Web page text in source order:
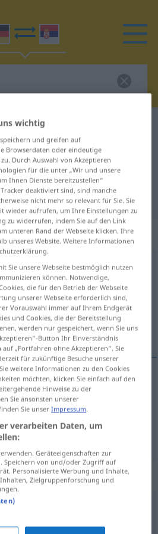
Übersetzung für
Übersetzung
anklicken/antippen)
у LOK)
für "einarbeiten"
wichtig
und greifen auf
Browserdaten oder eindeutige
Durch Auswahl von Akzeptieren
für die unter „Wir und unsere
Ihnen Dienste bereitzustellen“
deaktiviert sind, sind manche
nicht mehr so relevant für Sie. Sie
wieder aufrufen, um Ihre Einstellungen zu
zu widerrufen, indem Sie auf den Link
unteren Rand der Webseite klicken. Ihre
unseres Website. Weitere Informationen
Sie unsere Webseite bestmöglich nutzen
können. Notwendige,
die für den Betrieb der Webseite
unserer Webseite erforderlich sind,
Vorauswahl immer auf Ihrem Endgerät
und Cookies, die der Bereitstellung
werden nur gespeichert, wenn Sie uns
Button Ihr Einverständnis
auf „Fortfahren ohne Akzeptieren“. Sie
für zukünftige Besuche unserer
weitere Informationen zu den Cookies
möchten, klicken Sie einfach auf den
Hinweise zu der
Sie ansonsten unserer
Sie unserImpressum.
verarbeiten Daten, um
Geräteeigenschaften zur
Speichern von und/oder Zugriff auf
Personalisierte Werbung und Inhalte,
Zielgruppenforschung und